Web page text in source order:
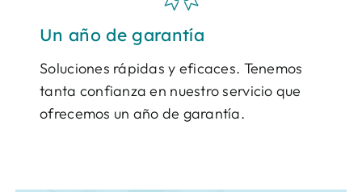
Un año de garantía
Soluciones rápidas y eficaces. Tenemos
tanta confianza en nuestro servicio que
ofrecemos un año de garantía.